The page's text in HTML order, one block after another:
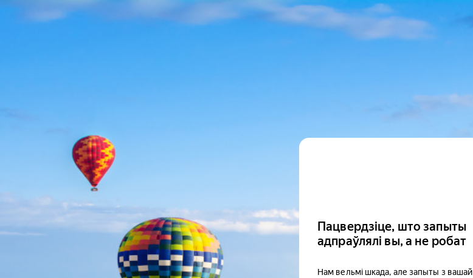
Пацвердзіце, што запыты
адпраўлялі вы, а не робат
Нам вельмі шкада, але запыты з вашай